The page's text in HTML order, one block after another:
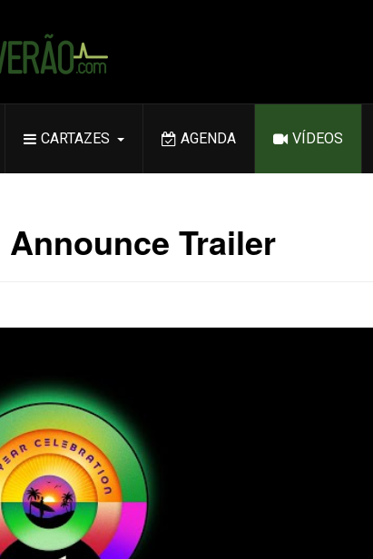
CARTAZES AGENDA VÍDEOS
Announce Trailer